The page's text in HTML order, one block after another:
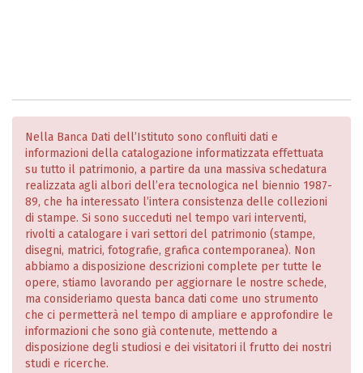
Nella Banca Dati dell’Istituto sono confluiti dati e
informazioni della catalogazione informatizzata effettuata
su tutto il patrimonio, a partire da una massiva schedatura
realizzata agli albori dell’era tecnologica nel biennio 1987-
89, che ha interessato l’intera consistenza delle collezioni
di stampe. Si sono succeduti nel tempo vari interventi,
rivolti a catalogare i vari settori del patrimonio (stampe,
disegni, matrici, fotografie, grafica contemporanea). Non
abbiamo a disposizione descrizioni complete per tutte le
opere, stiamo lavorando per aggiornare le nostre schede,
ma consideriamo questa banca dati come uno strumento
che ci permetterà nel tempo di ampliare e approfondire le
informazioni che sono già contenute, mettendo a
disposizione degli studiosi e dei visitatori il frutto dei nostri
studi e ricerche.